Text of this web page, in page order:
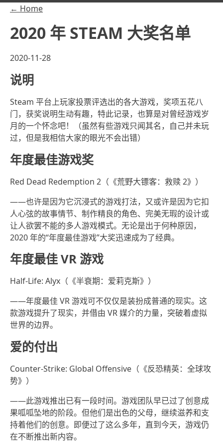
← Home
2020 年 STEAM 大奖名单
2020-11-28
说明
Steam 平台上玩家投票评选出的各大游戏，奖项五花八
门，获奖说明生动有趣，特此记录，也算是对曾经游戏岁
月的一个怀念吧！（虽然有些游戏只闻其名，自己并未玩
过，但是我相信大家的眼光不会出错）
年度最佳游戏奖
Red Dead Redemption 2（《荒野大镖客：救赎 2》）
——也许是因为它沉浸式的游戏打法，又或许是因为它扣
人心弦的故事情节、制作精良的角色、完美无瑕的设计或
让人欲罢不能的多人游戏模式。无论是出于何种原因，
2020 年的“年度最佳游戏”大奖迅速成为了经典。
年度最佳 VR 游戏
Half-Life: Alyx（《半衰期：爱莉克斯》）
——年度最佳 VR 游戏可不仅仅是装扮成普通的现实。这
款游戏提升了现实，并借由 VR 媒介的力量，突破着虚拟
世界的边界。
爱的付出
Counter-Strike: Global Offensive（《反恐精英：全球攻
势》）
——此游戏推出已有一段时间。游戏团队早已过了创意成
果呱呱坠地的阶段。但他们是出色的父母，继续滋养和支
持着他们的创意。即便过了这么多年，直到今天，游戏仍
在不断推出新内容。